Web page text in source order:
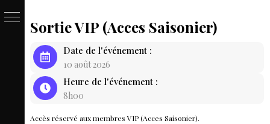
PASSE
BILLET
Sortie VIP (Acces Saisonier)
Date de l'événement :
10 août 2026
Heure de l'événement :
8h00
Accès réservé aux membres VIP (Acces Saisonier).